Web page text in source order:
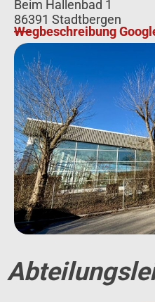
Beim Hallenbad 1
86391 Stadtbergen
Wegbeschreibung